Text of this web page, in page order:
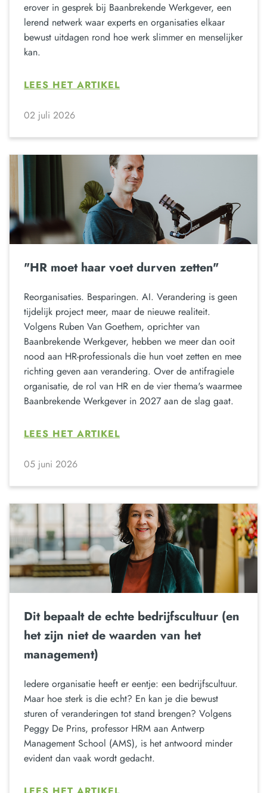
erover in gesprek bij Baanbrekende Werkgever, een
lerend netwerk waar experts en organisaties elkaar
bewust uitdagen rond hoe werk slimmer en menselijker
kan.
LEES HET ARTIKEL
02 juli 2026
"HR moet haar voet durven zetten"
Reorganisaties. Besparingen. AI. Verandering is geen
tijdelijk project meer, maar de nieuwe realiteit.
Volgens Ruben Van Goethem, oprichter van
Baanbrekende Werkgever, hebben we meer dan ooit
nood aan HR-professionals die hun voet zetten en mee
richting geven aan verandering. Over de antifragiele
organisatie, de rol van HR en de vier thema's waarmee
Baanbrekende Werkgever in 2027 aan de slag gaat.
LEES HET ARTIKEL
05 juni 2026
Dit bepaalt de echte bedrijfscultuur (en
het zijn niet de waarden van het
management)
Iedere organisatie heeft er eentje: een bedrijfscultuur.
Maar hoe sterk is die echt? En kan je die bewust
sturen of veranderingen tot stand brengen? Volgens
Peggy De Prins, professor HRM aan Antwerp
Management School (AMS), is het antwoord minder
evident dan vaak wordt gedacht.